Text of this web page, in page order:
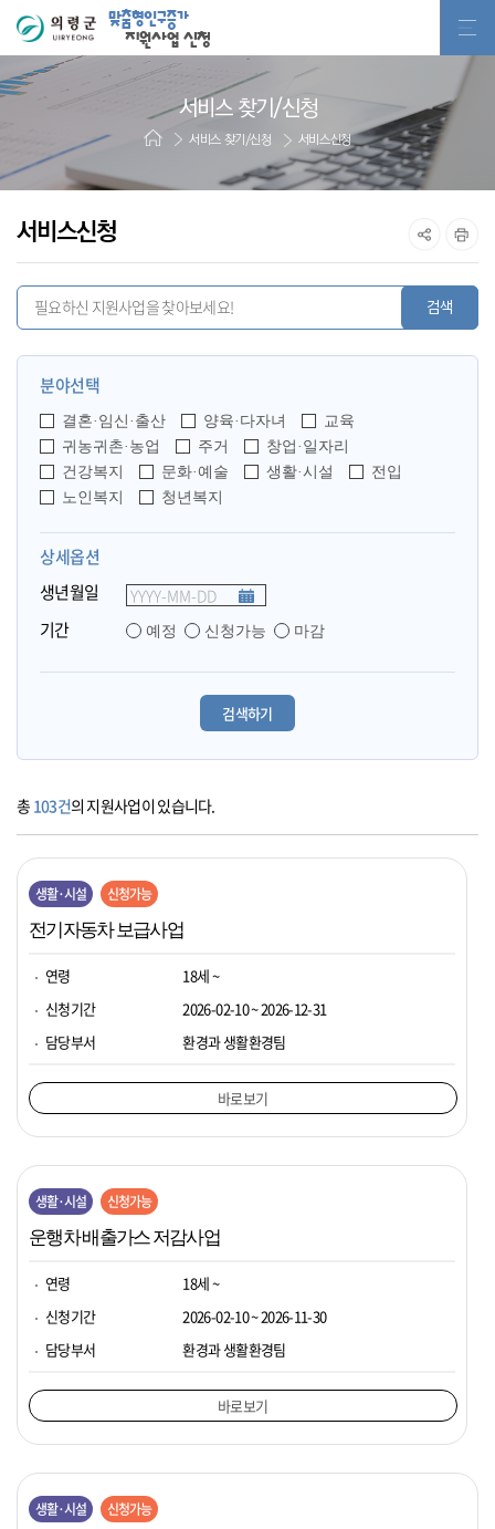
맞춤형인구증가
지원사업 신청
서비스 찾기/신청
서비스 찾기/신청 서비스신청
서비스신청
분야선택
결혼·임신·출산 양육·다자녀
교육
귀농귀촌·농업
주거
창업·일자리
건강복지
문화·예술 생활·시설
전입
노인복지
청년복지
상세옵션
생년월일
기간
예정 신청가능 마감
총 103건의 지원사업이 있습니다.
생활·시설 신청가능
전기자동차 보급사업
연령
18세 ~
신청기간
2026-02-10 ~ 2026-12-31
담당부서
환경과 생활환경팀
바로보기
생활·시설 신청가능
운행차 배출가스 저감사업
연령
18세 ~
신청기간
2026-02-10 ~ 2026-11-30
담당부서
환경과 생활환경팀
바로보기
생활·시설 신청가능